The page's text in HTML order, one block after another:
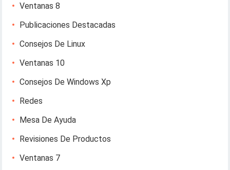
Ventanas 8
Publicaciones Destacadas
Consejos De Linux
Ventanas 10
Consejos De Windows Xp
Redes
Mesa De Ayuda
Revisiones De Productos
Ventanas 7